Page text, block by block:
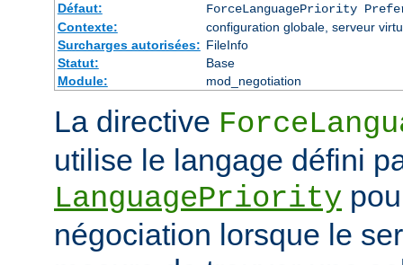
Défaut:
ForceLanguagePriority
Contexte:
configuration globale, serveur
Surcharges autorisées: FileInfo
Statut:
Base
Module:
mod_negotiation
La directive
utilise le langage défini
LanguagePriority
négociation lorsque le